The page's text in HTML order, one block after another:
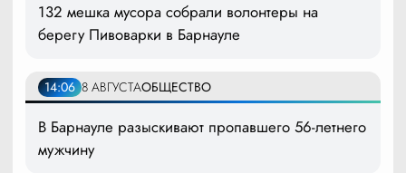
132 мешка мусора собрали волонтеры на
берегу Пивоварки в Барнауле
14:06 8 АВГУСТАОБЩЕСТВО
В Барнауле разыскивают пропавшего 56-летнего
мужчину